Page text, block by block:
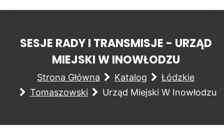
SESJE RADY I TRANSMISJE - URZĄD
MIEJSKI W INOWŁODZU
Strona Główna Katalog
Łódzkie
Tomaszowski
Urząd Miejski W Inowłodzu